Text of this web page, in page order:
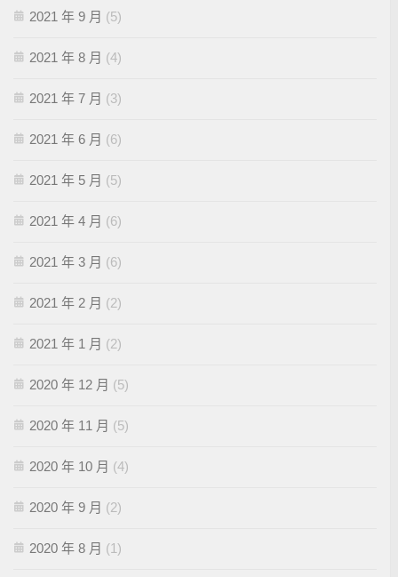
2021 年 9 月 (5)
2021 年 8 月 (4)
2021 年 7 月 (3)
2021 年 6 月 (6)
2021 年 5 月 (5)
2021 年 4 月 (6)
2021 年 3 月 (6)
2021 年 2 月 (2)
2021 年 1 月 (2)
2020 年 12 月 (5)
2020 年 11 月 (5)
2020 年 10 月 (4)
2020 年 9 月 (2)
2020 年 8 月 (1)